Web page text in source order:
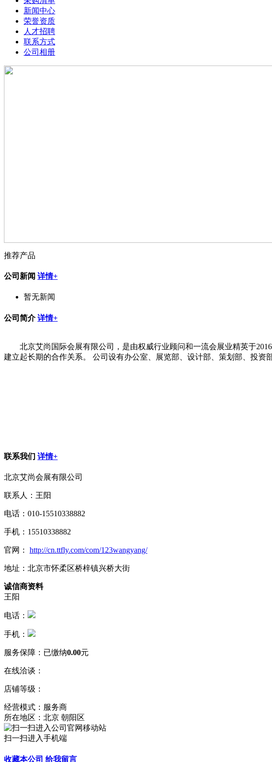
新闻中心
荣誉资质
人才招聘
联系方式
公司相册
推荐产品
公司新闻 详情+
暂无新闻
公司简介详情+
北京艾尚国际会展有限公司，是由权威行业顾问和一流会展业精英于
建立起长期的合作关系。 公司设有办公室、展览部、设计部、策划部、投
联系我们 详情+
北京艾尚会展有限公司
联系人：王阳
电话：010-15510338882
手机：15510338882
官网： http://cn.ttfly.com/com/123wangyang/
地址：北京市怀柔区桥梓镇兴桥大街
诚信商资料
王阳
电话：
手机：
服务保障： 已缴纳0.00元
在线洽谈：
店铺等级：
经营模式：服务商
所在地区：北京 朝阳区
扫一扫进入手机端
收藏本公司 给我留言